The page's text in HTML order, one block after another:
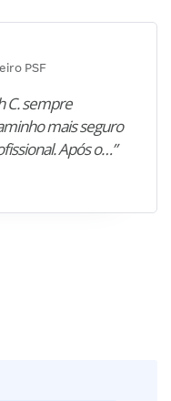
PSF
C. sempre
mais seguro
Após o…”